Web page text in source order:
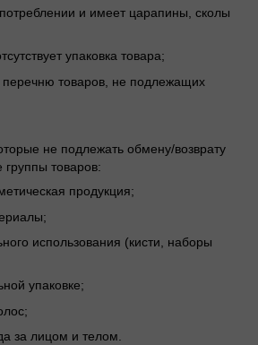
и имеет царапины, сколы
упаковка товара;
перечню товаров, не подлежащих
не подлежать обмену/возврату
товаров:
продукция;
использования (кисти, наборы
упаковке;
за лицом и телом.